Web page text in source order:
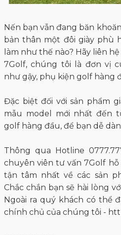
chuyên viên tư vấn 7Golf
tận tâm nhất về các sản
Chắc chắn bạn sẽ hài lòng
Ngoài ra quý khách có thể
chính chủ của chúng tôi -
-----------------
7Golf - Seven Golf - Play
🌐 Website: www.7golf.vn
📲 Facebook:https://
☎️ SDT/Zalo 7Golf Thủ Đức:
077
☎️ SDT/Zalo 7Golf Phú
☎️ SDT/Zalo 7Golf Global:
☎️ SDT/Zalo 7Golf Hạ Long: